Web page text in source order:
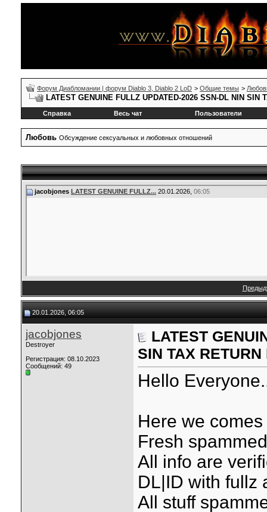
Форум Диабломании | форум Diablo 3, Diablo 2 LoD > Общие темы >
LATEST GENUINE FULLZ UPDATED-2026 SSN-DL NIN SIN
Справка Весь чат Пользователи
Любовь Обсуждение сексуальных и любовных отношений
jacobjones LATEST GENUINE FULLZ... 20.01.2026, 06:05
20.01.2026, 06:05
jacobjones
Destroyer
Регистрация: 08.10.2023
Сообщений: 49
LATEST
SIN TAX
Hello
Here we
Fresh
All info are
DL|ID with fullz
All stuff